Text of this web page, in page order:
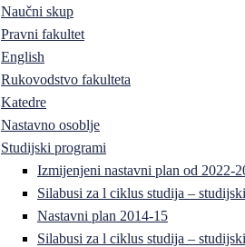
Naučni skup
Pravni fakultet
English
Rukovodstvo fakulteta
Katedre
Nastavno osoblje
Studijski programi
Izmijenjeni nastavni plan od 2022-
Silabusi za l ciklus studija –
Nastavni plan 2014-15
Silabusi za l ciklus studija –